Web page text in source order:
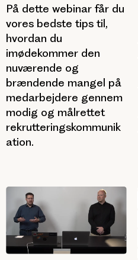
På dette webinar får du
vores bedste tips til,
hvordan du
imødekommer den
nuværende og
brændende mangel på
medarbejdere gennem
modig og målrettet
rekrutteringskommunik
ation.